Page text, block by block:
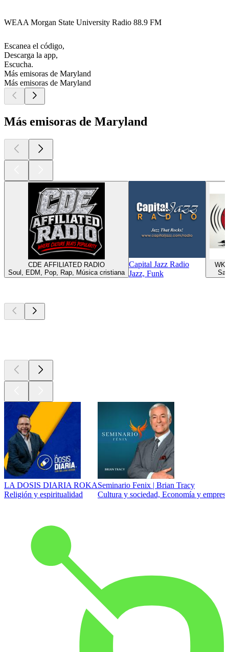
WEAA Morgan State University Radio 88.9 FM
Escanea el código,
Descarga la app,
Escucha.
Más emisoras de Maryland
Más emisoras de Maryland
Más emisoras de Maryland
CDE AFFILIATED RADIO
Soul, EDM, Pop, Rap, Música cristiana
Capital Jazz Radio
Jazz, Funk
LA DOSIS DIARIA ROKA
Religión y espiritualidad
Seminario Fenix | Brian Tracy
Cultura y sociedad, Economía y